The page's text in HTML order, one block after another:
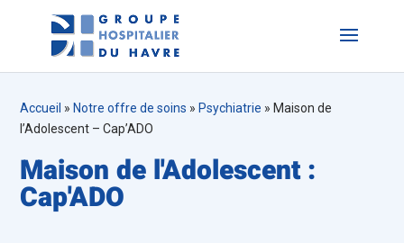
Accueil » Notre offre de soins » Psychiatrie » Maison de
l’Adolescent – Cap’ADO
Maison de l'Adolescent :
Cap'ADO